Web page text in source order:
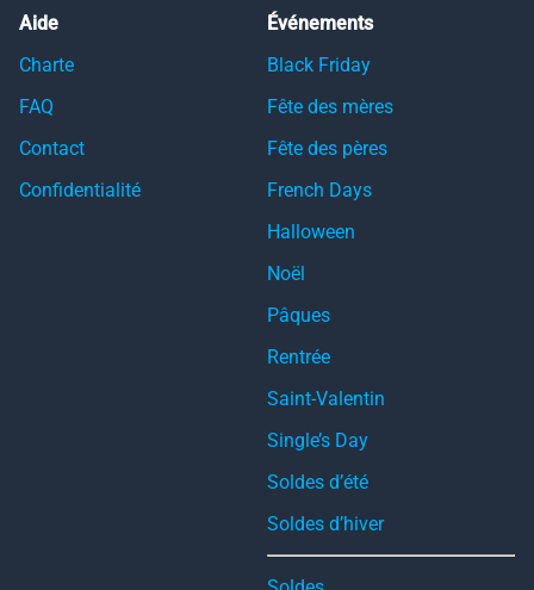
Aide
Charte
FAQ
Contact
Confidentialité
Événements
Black Friday
Fête des mères
Fête des pères
French Days
Halloween
Noël
Pâques
Rentrée
Saint-Valentin
Single’s Day
Soldes d’été
Soldes d’hiver